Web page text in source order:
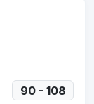
90 - 108